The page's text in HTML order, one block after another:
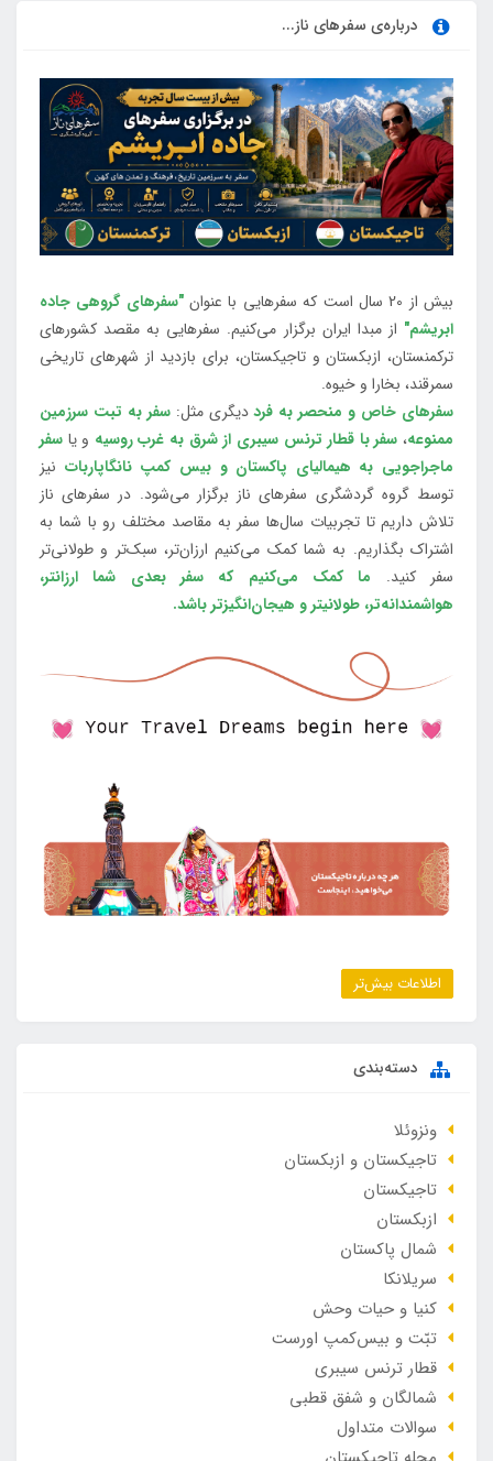
درباره‌ی سفرهای ناز...
بیش از 20 سال است که سفرهایی با عنوان
"سفرهای گروهی جاده
ابریشم" از مبدا ایران برگزار می‌کنیم. سفرهایی به مقصد کشورهای
ترکمنستان، ازبکستان و تاجیکستان، برای بازدید از شهرهای تاریخی
سمرقند، بخارا و خیوه.
سفرهای خاص و منحصر به فرددیگری مثل:سفر به تبت سرزمین
ممنوعه، سفر با قطار ترنس سیبری از شرق به غرب روسیه و یا سفر
ماجراجویی به هیمالیای پاکستان و بیس کمپ نانگاپاربات نیز
توسط گروه گردشگری سفرهای ناز برگزار می‌شود. در سفرهای ناز
تلاش داریم تا تجربیات سال‌ها سفر به مقاصد مختلف رو با شما به
اشتراک بگذاریم. به شما کمک می‌کنیم ارزان‌تر، سبک‌تر و طولانی‌تر
سفر کنید. ما کمک می‌کنیم که سفر بعدی شما ارزانتر،
هواشمندانه‌تر، طولانی‎تر و هیجان‌انگیزتر باشد.
اطلاعات بیش‌تر
دسته‌بندی
ونزوئلا
تاجیکستان و ازبکستان
تاجیکستان
ازبکستان
شمال پاکستان
سریلانکا
کنیا و حیات وحش
تبّت و بیس‌کمپ اورست
قطار ترنس سیبری
شمالگان و شفق قطبی
سوالات متداول